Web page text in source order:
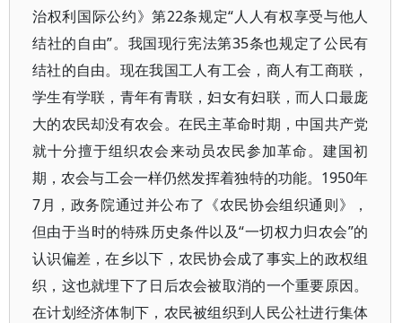
治权利国际公约》第22条规定“人人有权享受与他人
结社的自由”。我国现行宪法第35条也规定了公民有
结社的自由。现在我国工人有工会，商人有工商联，
学生有学联，青年有青联，妇女有妇联，而人口最庞
大的农民却没有农会。在民主革命时期，中国共产党
就十分擅于组织农会来动员农民参加革命。建国初
期，农会与工会一样仍然发挥着独特的功能。1950年
7月，政务院通过并公布了《农民协会组织通则》，
但由于当时的特殊历史条件以及“一切权力归农会”的
认识偏差，在乡以下，农民协会成了事实上的政权组
织，这也就埋下了日后农会被取消的一个重要原因。
在计划经济体制下，农民被组织到人民公社进行集体